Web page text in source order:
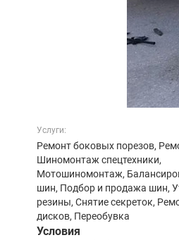
Услуги:
Ремонт боковых порезов,
Шиномонтаж спецтехники,
Мотошиномонтаж,
шин, Подбор и продажа шин,
резины, Снятие секреток,
дисков, Переобувка
Условия